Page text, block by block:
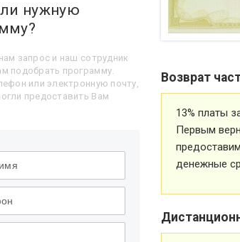
Возврат
13% платы
Первым
денежные
нужную
запрос и наш сотрудник
подобрать программу.
или электронную почту,
предоставить Вам